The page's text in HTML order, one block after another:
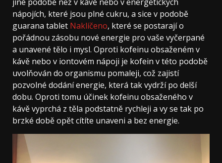
nápojích, které jsou plné cukru, a sice v podobě
guarana tablet Naklíčeno, které se postarají o
pořádnou zásobu nové energie pro vaše vyčerpané
a unavené tělo i mysl. Oproti kofeinu obsaženém v
kávě nebo v iontovém nápoji je kofein v této podobě
uvolňován do organismu pomaleji, což zajistí
pozvolné dodání energie, která tak vydrží po delší
dobu. Oproti tomu účinek kofeinu obsaženého v
kávě vyprchá z těla podstatně rychleji a vy se tak po
brzké době opět cítíte unaveni a bez energie.